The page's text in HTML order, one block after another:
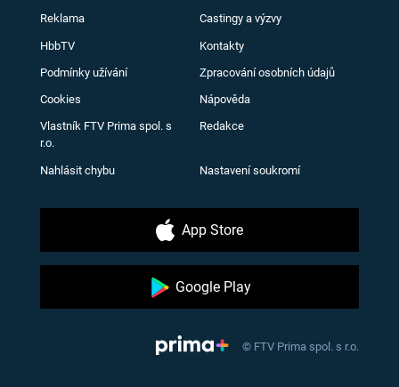
Reklama Castingy a výzvy
HbbTV Kontakty
Podmínky užívání Zpracování osobních údajů
Cookies Nápověda
Vlastník FTV Prima spol. s
r.o.
Redakce
Nahlásit chybu Nastavení soukromí
App Store
Google Play
© FTV Prima spol. s r.o.